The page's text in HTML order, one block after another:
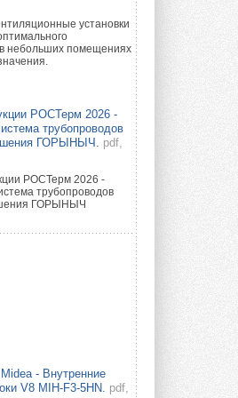
установки
небольших помещениях
РОСТерм 2026 -
трубопроводов
ГОРЫНЫЧ.
pdf,
РОСТерм 2026 -
трубопроводов
ГОРЫНЫЧ
- Внутренние
V8 MIH-F3-5HN. pdf,